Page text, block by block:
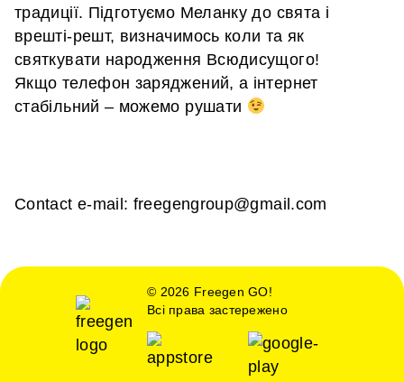
традиції. Підготуємо Меланку до свята і
врешті-решт, визначимось коли та як
святкувати народження Всюдисущого!
Якщо телефон заряджений, а інтернет
стабільний – можемо рушати
Сontact e-mail: freegengroup@gmail.com
© 2026 Freegen GO!
Всі права застережено